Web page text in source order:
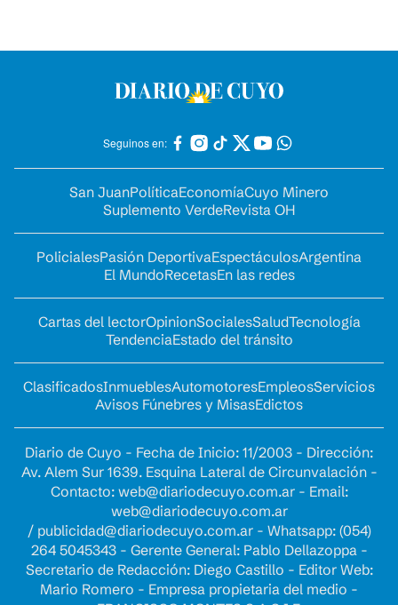
Seguinos en:
San JuanPolíticaEconomíaCuyo Minero
Suplemento VerdeRevista OH
PolicialesPasión DeportivaEspectáculosArgentina
El MundoRecetasEn las redes
Cartas del lectorOpinionSocialesSaludTecnología
TendenciaEstado del tránsito
ClasificadosInmueblesAutomotoresEmpleosServicios
Avisos Fúnebres y MisasEdictos
Diario de Cuyo - Fecha de Inicio: 11/2003 - Dirección:
Av. Alem Sur 1639. Esquina Lateral de Circunvalación -
Contacto: web@diariodecuyo.com.ar- Email:
web@diariodecuyo.com.ar
/ publicidad@diariodecuyo.com.ar- Whatsapp: (054)
264 5045343 - Gerente General: Pablo Dellazoppa -
Secretario de Redacción: Diego Castillo - Editor Web:
Mario Romero - Empresa propietaria del medio -